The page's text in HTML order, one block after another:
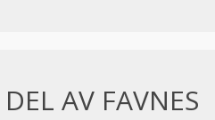
AV FAVNES